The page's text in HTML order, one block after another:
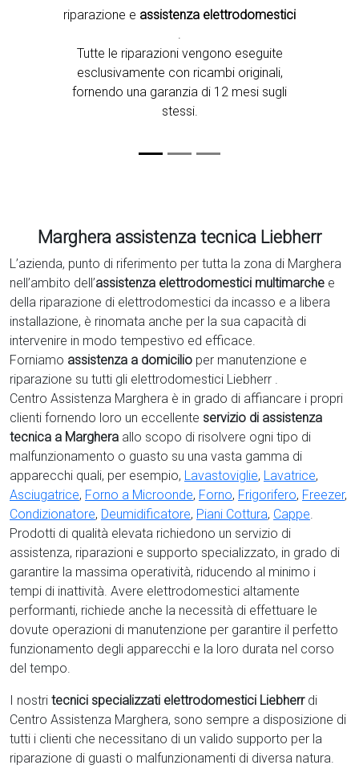
riparazione e assistenza elettrodomestici
.
Tutte le riparazioni vengono eseguite
esclusivamente con ricambi originali,
fornendo una garanzia di 12 mesi sugli
stessi.
Marghera assistenza tecnica Liebherr
L’azienda, punto di riferimento per tutta la zona di Marghera
nell’ambito dell’assistenza elettrodomestici multimarche e
della riparazione di elettrodomestici da incasso e a libera
installazione, è rinomata anche per la sua capacità di
intervenire in modo tempestivo ed efficace.
Forniamo assistenza a domicilio per manutenzione e
riparazione su tutti gli elettrodomestici Liebherr .
Centro Assistenza Marghera è in grado di affiancare i propri
clienti fornendo loro un eccellente servizio di assistenza
tecnica a Marghera allo scopo di risolvere ogni tipo di
malfunzionamento o guasto su una vasta gamma di
apparecchi quali, per esempio, Lavastoviglie, Lavatrice,
Asciugatrice, Forno a Microonde, Forno, Frigorifero, Freezer,
Condizionatore, Deumidificatore, Piani Cottura, Cappe.
Prodotti di qualità elevata richiedono un servizio di
assistenza, riparazioni e supporto specializzato, in grado di
garantire la massima operatività, riducendo al minimo i
tempi di inattività. Avere elettrodomestici altamente
performanti, richiede anche la necessità di effettuare le
dovute operazioni di manutenzione per garantire il perfetto
funzionamento degli apparecchi e la loro durata nel corso
del tempo.
I nostri tecnici specializzati elettrodomestici Liebherrdi
Centro Assistenza Marghera, sono sempre a disposizione di
tutti i clienti che necessitano di un valido supporto per la
riparazione di guasti o malfunzionamenti di diversa natura.